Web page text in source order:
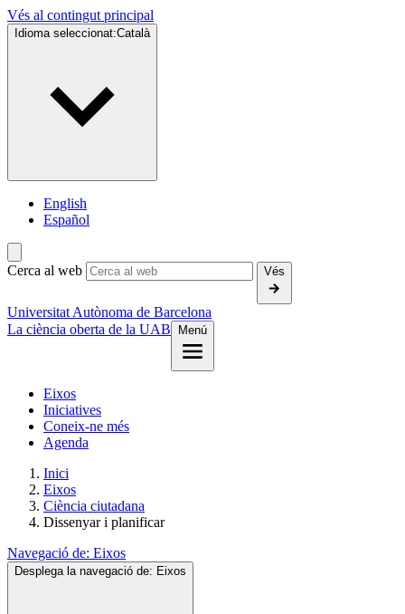
Vés al contingut principal
Idioma seleccionat:Català
English
Español
Cerca al web Vés
Universitat Autònoma de Barcelona
La ciència oberta de la UAB
Menú
Eixos
Iniciatives
Coneix-ne més
Agenda
Inici
Eixos
Ciència ciutadana
Dissenyar i planificar
Navegació de: Eixos
Desplega la navegació de: Eixos